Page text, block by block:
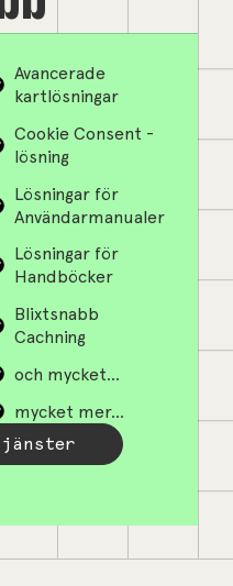
Avancerade
kartlösningar
Cookie Consent -
lösning
Lösningar för
Användarmanualer
Lösningar för
Handböcker
Blixtsnabb
Cachning
och mycket...
mycket mer...